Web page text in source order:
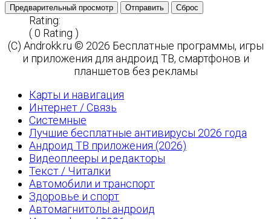
Предварительный просмотр Отправить Сброс
Rating:
( 0 Rating )
(C) Androkk.ru © 2026 Бесплатные программы, игры
и приложения для андроид ТВ, смартфонов и
планшетов без рекламы
Карты и навигация
Интернет / Связь
Системные
Лучшие бесплатные антивирусы 2026 года
Андроид ТВ приложения (2026)
Видеоплееры и редакторы
Текст / Читалки
Автомобили и транспорт
Здоровье и спорт
Автомагнитолы андроид